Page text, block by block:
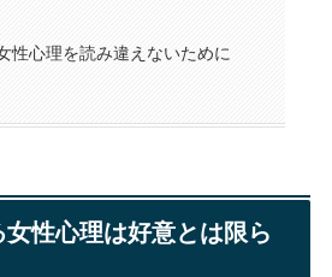
性心理を読み違えないために
性心理は好意とは限ら